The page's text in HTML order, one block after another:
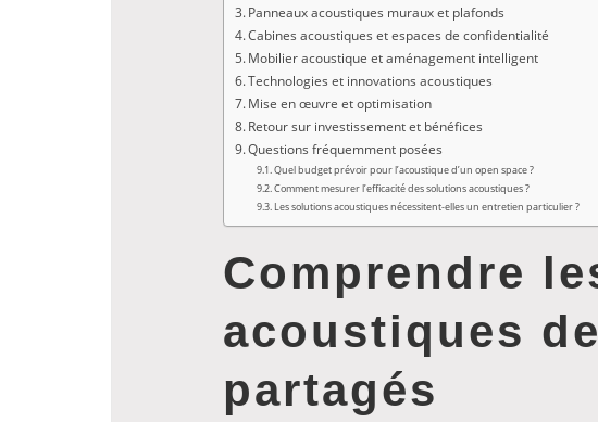
Panneaux acoustiques muraux et plafonds
Cabines acoustiques et espaces de confidentialité
Mobilier acoustique et aménagement intelligent
Technologies et innovations acoustiques
Mise en œuvre et optimisation
Retour sur investissement et bénéfices
Questions fréquemment posées
Quel budget prévoir pour l’acoustique d’un open space ?
Comment mesurer l’efficacité des solutions acoustiques ?
Les solutions acoustiques nécessitent-elles un entretien particulier ?
Comprendre
acoustiques
partagés